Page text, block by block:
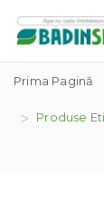
Prima Pagină
Produse